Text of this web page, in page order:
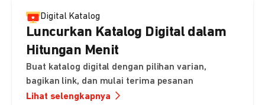
Digital Katalog
Luncurkan Katalog Digital dalam
Hitungan Menit
Buat katalog digital dengan pilihan varian,
bagikan link, dan mulai terima pesanan
Lihat selengkapnya